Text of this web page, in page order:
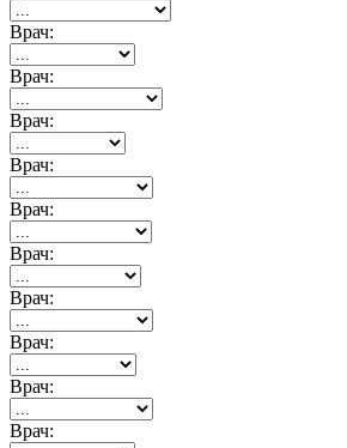
Врач:
Врач:
Врач:
Врач:
Врач:
Врач:
Врач:
Врач:
Врач:
Врач: